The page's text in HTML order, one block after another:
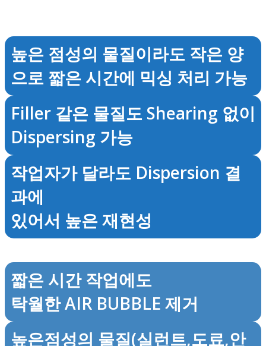
높은 점성의 물질이라도 작은 양
으로 짧은 시간에 믹싱 처리 가능
Filler 같은 물질도 Shearing 없이
Dispersing 가능
작업자가 달라도 Dispersion 결
과에
있어서 높은 재현성
짧은 시간 작업에도
탁월한 AIR BUBBLE 제거
높은점성의 물질(실런트,도료,안